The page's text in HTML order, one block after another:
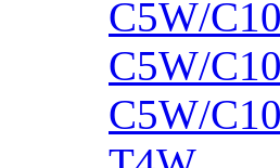
C5W/
C5W/
C5W/